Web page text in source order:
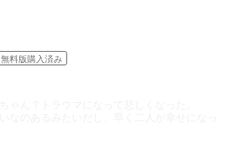
無料版購入済み